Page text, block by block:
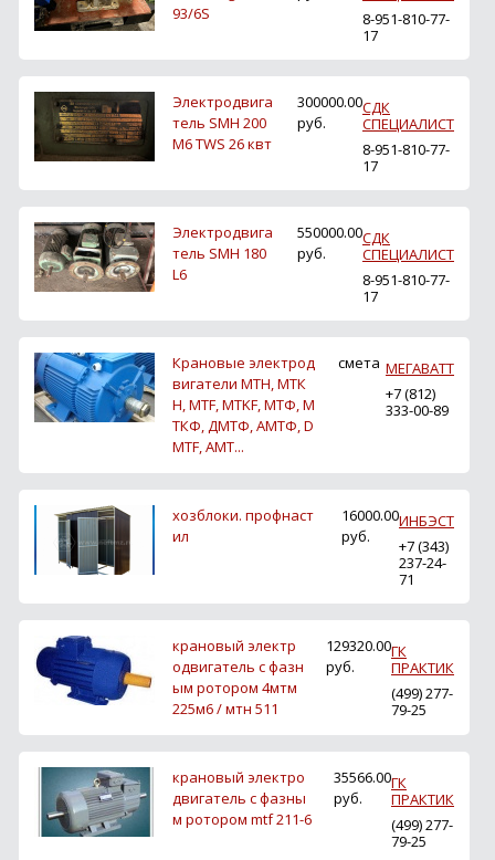
93/6S
8-951-810-77-
17
Электродвига
тель SMH 200
M6 TWS 26 квт
300000.00
руб.
СДК
СПЕЦИАЛИСТ
8-951-810-77-
17
Электродвига
тель SMH 180
L6
550000.00
руб.
СДК
СПЕЦИАЛИСТ
8-951-810-77-
17
Крановые электрод
вигатели МТН, МТК
Н, MTF, MTKF, МТФ, М
ТКФ, ДМТФ, АМТФ, D
MTF, AMT...
смета МЕГАВАТТ
+7 (812)
333-00-89
хозблоки. профнаст
ил
16000.00
руб.
ИНБЭСТ
+7 (343)
237-24-
71
крановый электр
одвигатель с фазн
ым ротором 4мтм
225м6 / мтн 511
129320.00
руб.
ГК
ПРАКТИК
(499) 277-
79-25
крановый электро
двигатель с фазны
м ротором mtf 211-6
35566.00
руб.
ГК
ПРАКТИК
(499) 277-
79-25